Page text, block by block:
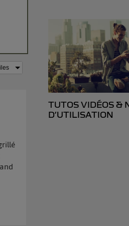
TUTOS VIDÉOS &
D’UTILISATION